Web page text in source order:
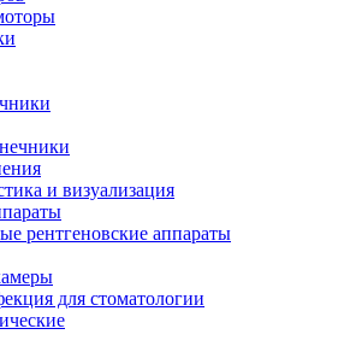
и визуализация
рентгеновские аппараты
для стоматологии